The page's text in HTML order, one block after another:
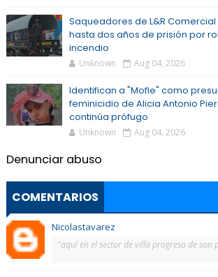
Saqueadores de L&R
hasta dos años de prisión por
incendio
Unknown Aug 04, 2026
Identifican a "Mofle" como
feminicidio de Alicia Antonio
continúa prófugo
Unknown Aug 04, 2026
Denunciar abuso
COMENTARIOS
Nicolastavarez
"aquí en el sector de villa progreso de san